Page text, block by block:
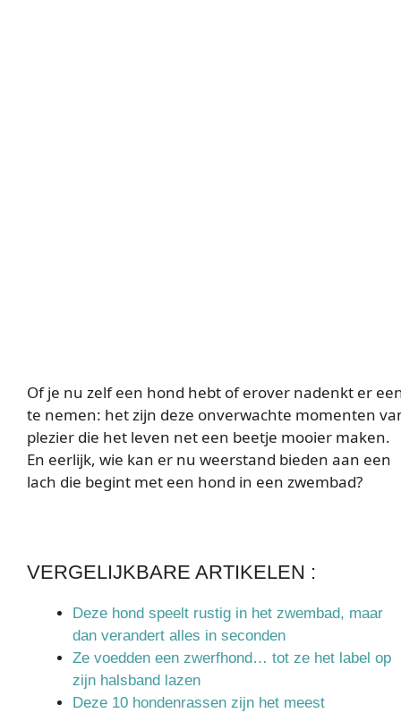
Of je nu zelf een hond hebt of erover nadenkt er
te nemen: het zijn deze onverwachte momenten
plezier die het leven net een beetje mooier maken.
En eerlijk, wie kan er nu weerstand bieden aan een
lach die begint met een hond in een zwembad?
VERGELIJKBARE ARTIKELEN :
Deze hond speelt rustig in het zwembad, maar
dan verandert alles in seconden
Ze voedden een zwerfhond… tot ze het label op
zijn halsband lazen
Deze 10 hondenrassen zijn het meest